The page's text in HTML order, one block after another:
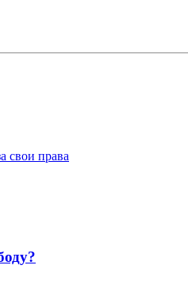
свои права